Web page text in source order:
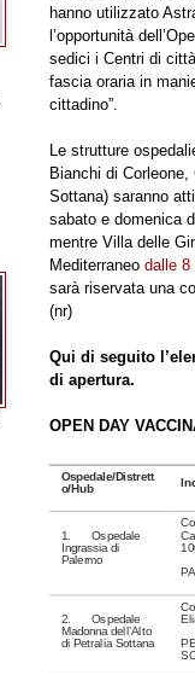
hanno utilizzato
l’opportunità
sedici i Centri di
fascia oraria in
cittadino”.
Le strutture
Bianchi di
Sottana) saranno
sabato e domenica
mentre Villa delle
Mediterraneo dalle 8
sarà riservata una
(nr)
Qui di seguito
di apertura.
OPEN DAY
Ospedale/Distrett
o/Hub
1. Ospedale
Ingrassia di
Palermo
2. Ospedale
Madonna dell’Alto
di Petralia Sottana